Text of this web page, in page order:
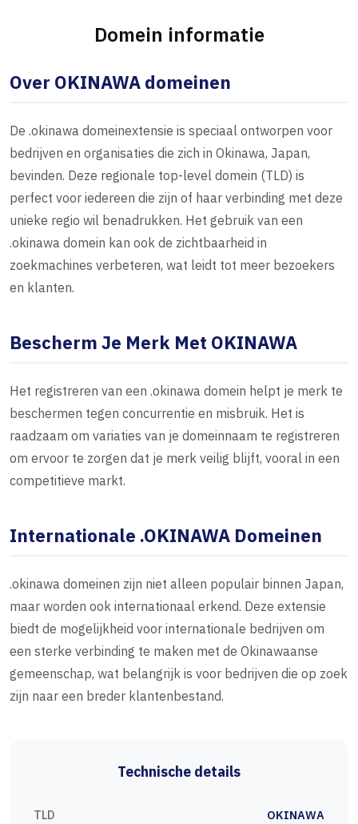
Domein informatie
Over OKINAWA domeinen
De .okinawa domeinextensie is speciaal ontworpen voor
bedrijven en organisaties die zich in Okinawa, Japan,
bevinden. Deze regionale top-level domein (TLD) is
perfect voor iedereen die zijn of haar verbinding met deze
unieke regio wil benadrukken. Het gebruik van een
.okinawa domein kan ook de zichtbaarheid in
zoekmachines verbeteren, wat leidt tot meer bezoekers
en klanten.
Bescherm Je Merk Met OKINAWA
Het registreren van een .okinawa domein helpt je merk te
beschermen tegen concurrentie en misbruik. Het is
raadzaam om variaties van je domeinnaam te registreren
om ervoor te zorgen dat je merk veilig blijft, vooral in een
competitieve markt.
Internationale .OKINAWA Domeinen
.okinawa domeinen zijn niet alleen populair binnen Japan,
maar worden ook internationaal erkend. Deze extensie
biedt de mogelijkheid voor internationale bedrijven om
een sterke verbinding te maken met de Okinawaanse
gemeenschap, wat belangrijk is voor bedrijven die op zoek
zijn naar een breder klantenbestand.
Technische details
TLD OKINAWA